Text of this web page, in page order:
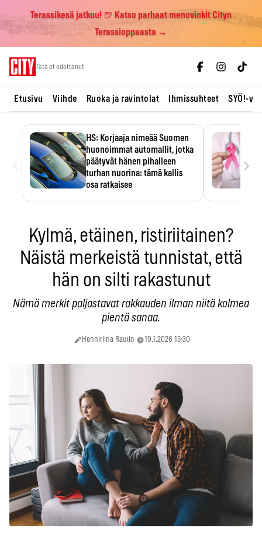
Terassikesä jatkuu! 🍺 Katso parhaat menovinkit Cityn
Terassioppaasta →
Tätä et odottanut
Etusivu Viihde Ruoka ja ravintolat Ihmissuhteet SYÖ!-
HS: Korjaaja nimeää Suomen
huonoimmat automallit, jotka
päätyvät hänen pihalleen
turhan nuorina: tämä kallis
osa ratkaisee
›
Kylmä, etäinen, ristiriitainen?
Näistä merkeistä tunnistat, että
hän on silti rakastunut
Nämä merkit paljastavat rakkauden ilman niitä kolmea
pientä sanaa.
Henniriina Rautio 19.1.2026 15:30